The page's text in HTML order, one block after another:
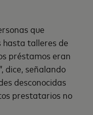
que
hasta talleres de
préstamos eran
dice, señalando
desconocidas
prestatarios no